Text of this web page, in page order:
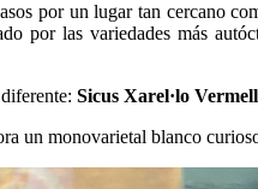
por un lugar tan cercano
por las variedades más
Sicus Xarel·lo
un monovarietal blanco